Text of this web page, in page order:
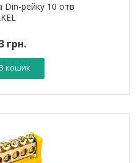
рейку 10 отв
грн.
кошик